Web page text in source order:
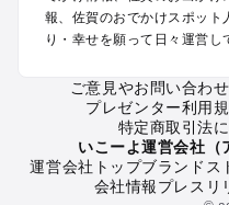
佐賀の遊園地
佐賀の動物園
佐賀の釣り
佐賀の牧場
佐賀のプール
佐賀のアスレチック
佐賀の公園・総合公園
報、佐賀のおでかけスポット
り・幸せを願って日々運営し
ご意見やお問い合わせ
プレゼンター利用
特定商取引法
いこーよ運営会社（
運営会社トップブランドス
会社情報プレスリ